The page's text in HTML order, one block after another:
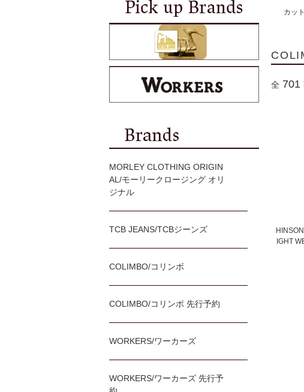
カッ
全 701
IGHT
MORLEY CLOTHING ORIGIN
AL/モーリークロージング オリ
ジナル
TCB JEANS/TCBジーンズ
COLIMBO/コリンボ
COLIMBO/コリンボ 先行予約
WORKERS/ワーカーズ
WORKERS/ワーカーズ 先行予